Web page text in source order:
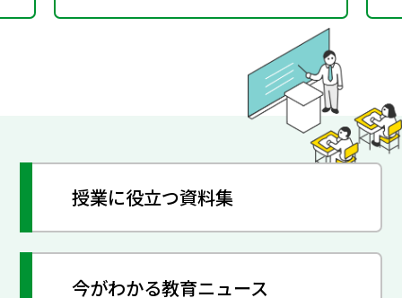
授業に役立つ資料集
今がわかる教育ニュース